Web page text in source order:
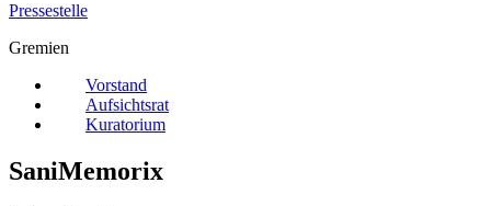
Pressestelle
Gremien
Vorstand
Aufsichtsrat
Kuratorium
SaniMemorix